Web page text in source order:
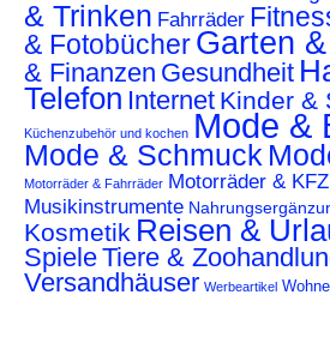
& Trinken Fahrräder
& FotobücherGarten
& Finanzen Gesundheit
Telefon Internet Kinder &
Küchenzubehör und kochen Mode &
Mode & Schmuck
Motorräder & Fahrräder Motorräder & KFZ
Musikinstrumente
Kosmetik Reisen &
SpieleTiere &
Versandhäuser Werbeartikel